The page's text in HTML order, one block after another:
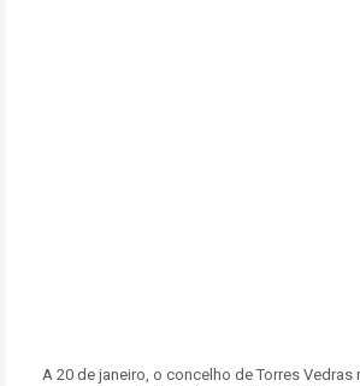
A 20 de janeiro, o concelho de Torres Vedras